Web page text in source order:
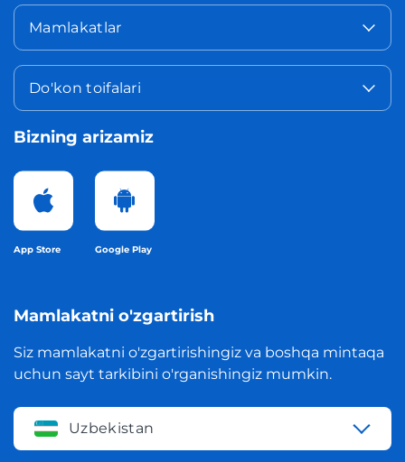
Mamlakatlar
Do'kon toifalari
Bizning arizamiz
App Store Google Play
Mamlakatni o'zgartirish
Siz mamlakatni o'zgartirishingiz va boshqa mintaqa
uchun sayt tarkibini o'rganishingiz mumkin.
Uzbekistan